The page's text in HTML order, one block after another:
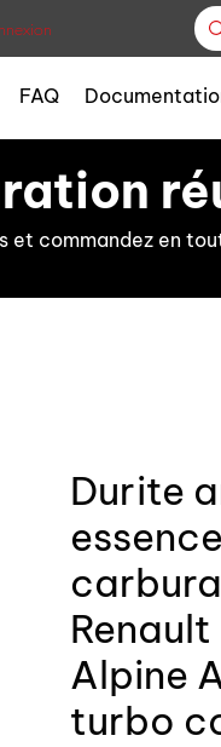
FAQ
et commandez en
Durite
essence
Renault
Alpine
turbo